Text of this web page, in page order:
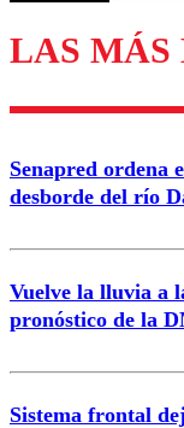
LAS MÁS
Senapred ordena
desborde del río
Vuelve la lluvia a
pronóstico de la
Sistema frontal